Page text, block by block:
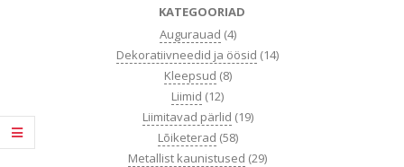
KATEGOORIAD
Augurauad (4)
Dekoratiivneedid ja öösid (14)
Kleepsud (8)
Liimid (12)
Liimitavad pärlid (19)
Lõiketerad (58)
Metallist kaunistused (29)